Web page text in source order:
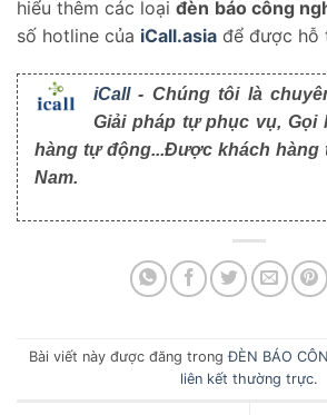
hiểu thêm các loạiđèn báo công
số hotline của iCall.asia để được hỗ
iCall- Chúng tôi là
Giải pháp tự phục vụ, Gọi
hàng tự động...Được khách hàng
Nam.
Bài viết này được đăng trongĐÈN BÁO
liên kết thường trực.